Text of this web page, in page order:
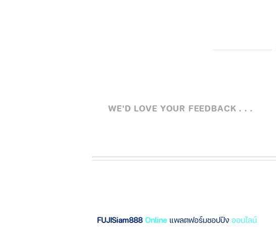
WE'D LOVE YOUR FEEDBACK . . .
FUJISiam888 Onlineแพลตฟอร์มชอปปิง ออนไลน์